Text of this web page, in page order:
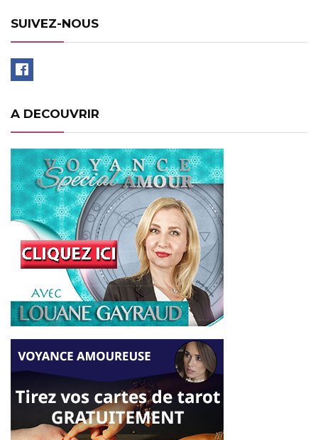
SUIVEZ-NOUS
A DECOUVRIR